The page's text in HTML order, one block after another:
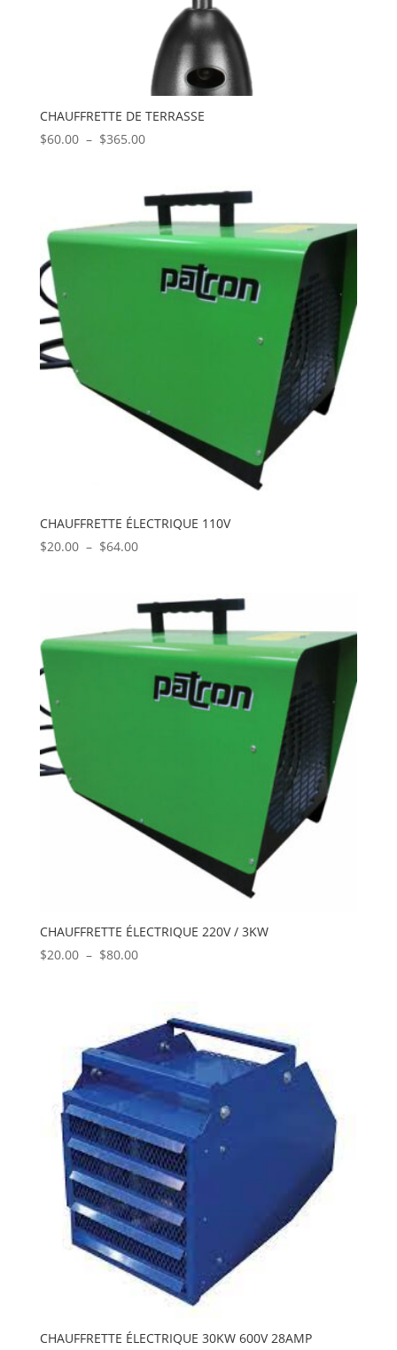
CHAUFFRETTE DE TERRASSE
$60.00 – $365.00Plage
$60.00
à
$365.00
CHAUFFRETTE ÉLECTRIQUE 110V
$20.00 – $64.00Plage
$20.00
à
$64.00
CHAUFFRETTE ÉLECTRIQUE 220V / 3KW
$20.00 – $80.00Plage
$20.00
à
$80.00
CHAUFFRETTE ÉLECTRIQUE 30KW 600V 28AMP